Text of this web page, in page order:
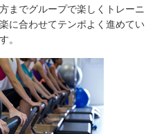
までグループで楽しくトレーニ
に合わせてテンポよく進めてい
。